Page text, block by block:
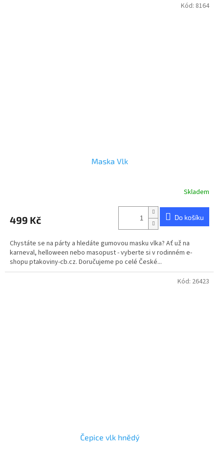
Maska Vlk
Skladem
499 Kč Do košíku
Chystáte se na párty a hledáte gumovou masku vlka? Ať už na
karneval, helloween nebo masopust - vyberte si v rodinném e-
shopu ptakoviny-cb.cz. Doručujeme po celé České...
Kód: 8164
Čepice vlk hnědý
Kód: 26423